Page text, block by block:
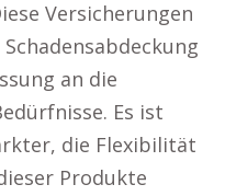
Versicherungen
an die
Es ist
die Flexibilität
Produkte